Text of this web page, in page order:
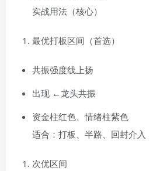
实战用法（核心）
最优打板区间（首选）
共振强度线上扬
出现 ←龙头共振
资金柱红色、情绪柱紫色
适合：打板、半路、回封介入
次优区间